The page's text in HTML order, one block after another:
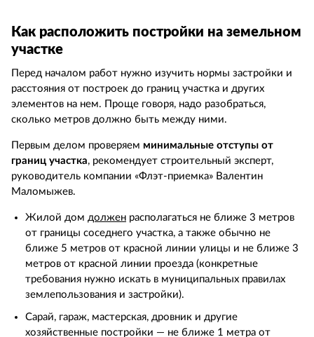
Как расположить постройки на земельном
участке
Перед началом работ нужно изучить нормы застройки и
расстояния от построек до границ участка и других
элементов на нем. Проще говоря, надо разобраться,
сколько метров должно быть между ними.
Первым делом проверяем минимальные отступы от
границ участка, рекомендует строительный эксперт,
руководитель компании «Флэт-приемка» Валентин
Маломыжев.
Жилой дом должен располагаться не ближе 3 метров
от границы соседнего участка, а также обычно не
ближе 5 метров от красной линии улицы и не ближе 3
метров от красной линии проезда (конкретные
требования нужно искать в муниципальных правилах
землепользования и застройки).
Сарай, гараж, мастерская, дровник и другие
хозяйственные постройки — не ближе 1 метра от